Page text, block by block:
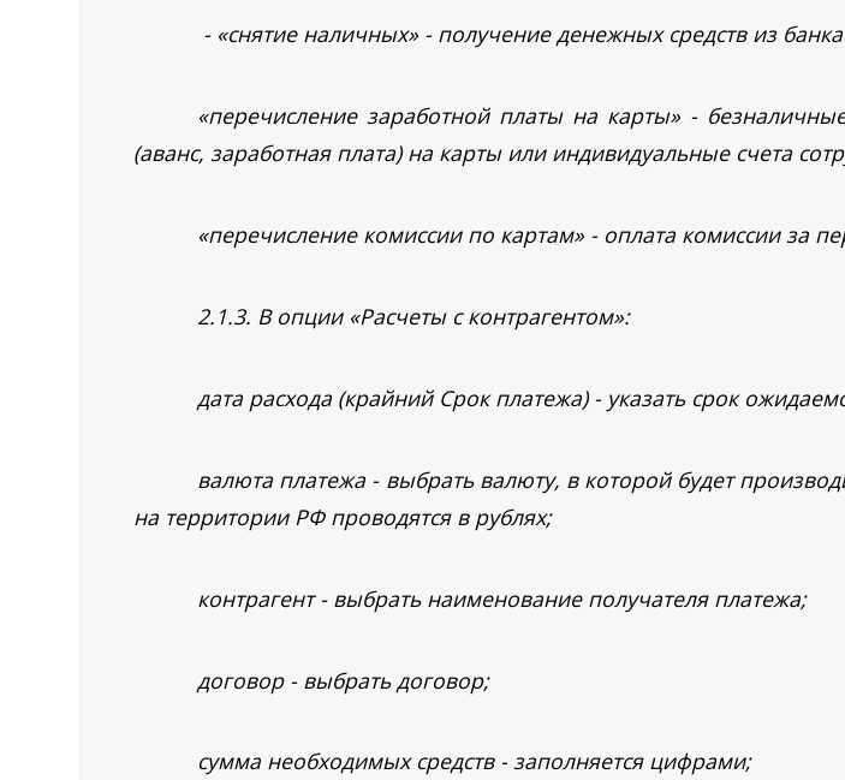
- «снятие наличных» - получение денежных средств из
«перечисление заработной платы на карты» -
(аванс, заработная плата) на карты или индивидуальные счета
«перечисление комиссии по картам» - оплата комиссии за
2.1.3. В опции «Расчеты с контрагентом»:
дата расхода (крайний Срок платежа) - указать срок
валюта платежа - выбрать валюту, в которой будет
на территории РФ проводятся в рублях;
контрагент - выбрать наименование получателя платежа;
договор - выбрать договор;
сумма необходимых средств - заполняется цифрами;